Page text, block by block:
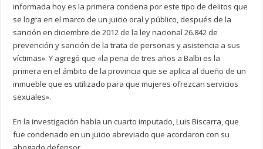
informada hoy es la primera condena por este tipo de delitos que
se logra en el marco de un juicio oral y público, después de la
sanción en diciembre de 2012 de la ley nacional 26.842 de
prevención y sanción de la trata de personas y asistencia a sus
víctimas». Y agregó que «la pena de tres años a Balbi es la
primera en el ámbito de la provincia que se aplica al dueño de un
inmueble que es utilizado para que mujeres ofrezcan servicios
sexuales».
En la investigación había un cuarto imputado, Luis Biscarra, que
fue condenado en un juicio abreviado que acordaron con su